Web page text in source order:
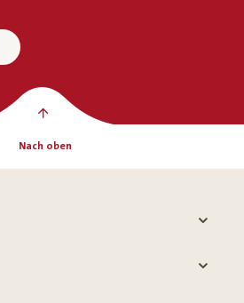
Nach oben